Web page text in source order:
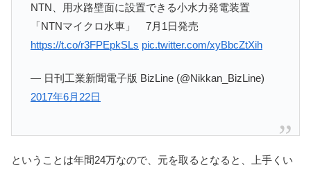
NTN、用水路壁面に設置できる小水力発電装置
「NTNマイクロ水車」 7月1日発売
https://t.co/r3FPEpkSLs pic.twitter.com/xyBbcZtXih
— 日刊工業新聞電子版 BizLine (@Nikkan_BizLine)
2017年6月22日
ということは年間24万なので、元を取るとなると、上手くい